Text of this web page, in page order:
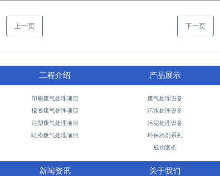
上一页 下一页
工程介绍
印刷废气处理项目
橡胶废气处理项目
注塑废气处理项目
喷漆废气处理项目
产品展示
废气处理设备
污水处理设备
污泥处理设备
环保药剂系列
成功案例
新闻资讯 关于我们